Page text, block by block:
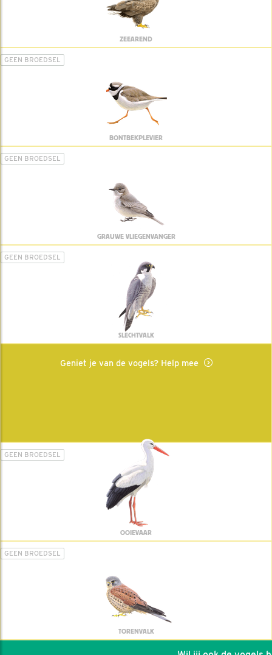
ZEEAREND
GEEN BROEDSEL
BONTBEKPLEVIER
GEEN BROEDSEL
GRAUWE VLIEGENVANGER
GEEN BROEDSEL
SLECHTVALK
Geniet je van de vogels? Help mee
GEEN BROEDSEL
OOIEVAAR
GEEN BROEDSEL
TORENVALK